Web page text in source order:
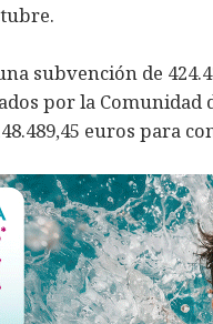
subvención de
por la Comunidad
euros para